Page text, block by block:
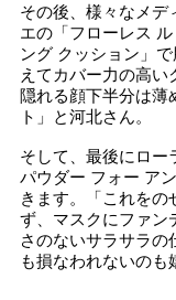
その後、様々なメデ
エの「フローレス
ング クッション」
えてカバー力の高
隠れる顔下半分は薄
ト」と河北さん。
そして、最後にロー
パウダー フォー ア
きます。「これをの
ず、マスクにファン
さのないサラサラ
も損なわれないのも